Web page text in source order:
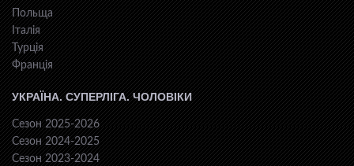
Польща
Італія
Турція
Франція
УКРАЇНА. СУПЕРЛІГА. ЧОЛОВІКИ
Сезон 2025-2026
Сезон 2024-2025
Сезон 2023-2024